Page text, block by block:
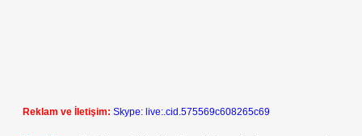
Reklam ve İletişim: Skype: live:.cid.575569c608265c69